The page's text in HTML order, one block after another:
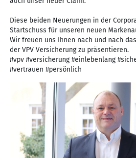
Diese beiden Neuerungen in der
Startschuss für unseren neuen
Wir freuen uns Ihnen nach und nach
der VPV Versicherung zu präsentieren.
#vpv #versicherung #einlebenlang
#vertrauen #persönlich